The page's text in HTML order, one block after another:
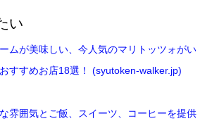
い
ムが美味しい、今人気のマリトッツォがい
すすめお店18選！ (syutoken-walker.jp)
雰囲気とご飯、スイーツ、コーヒーを提供